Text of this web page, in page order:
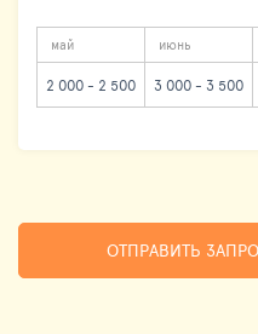
май июнь
2 000 - 2 500 3 000 - 3 500
ОТПРАВИТЬ